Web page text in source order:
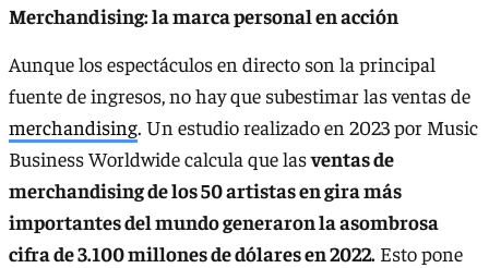
Merchandising: la marca personal en acción
Aunque los espectáculos en directo son la principal
fuente de ingresos, no hay que subestimar las ventas de
merchandising. Un estudio realizado en 2023 por Music
Business Worldwide calcula que lasventas de
merchandising de los 50 artistas en gira más
importantes del mundo generaron la asombrosa
cifra de 3.100 millones de dólares en 2022. Esto pone